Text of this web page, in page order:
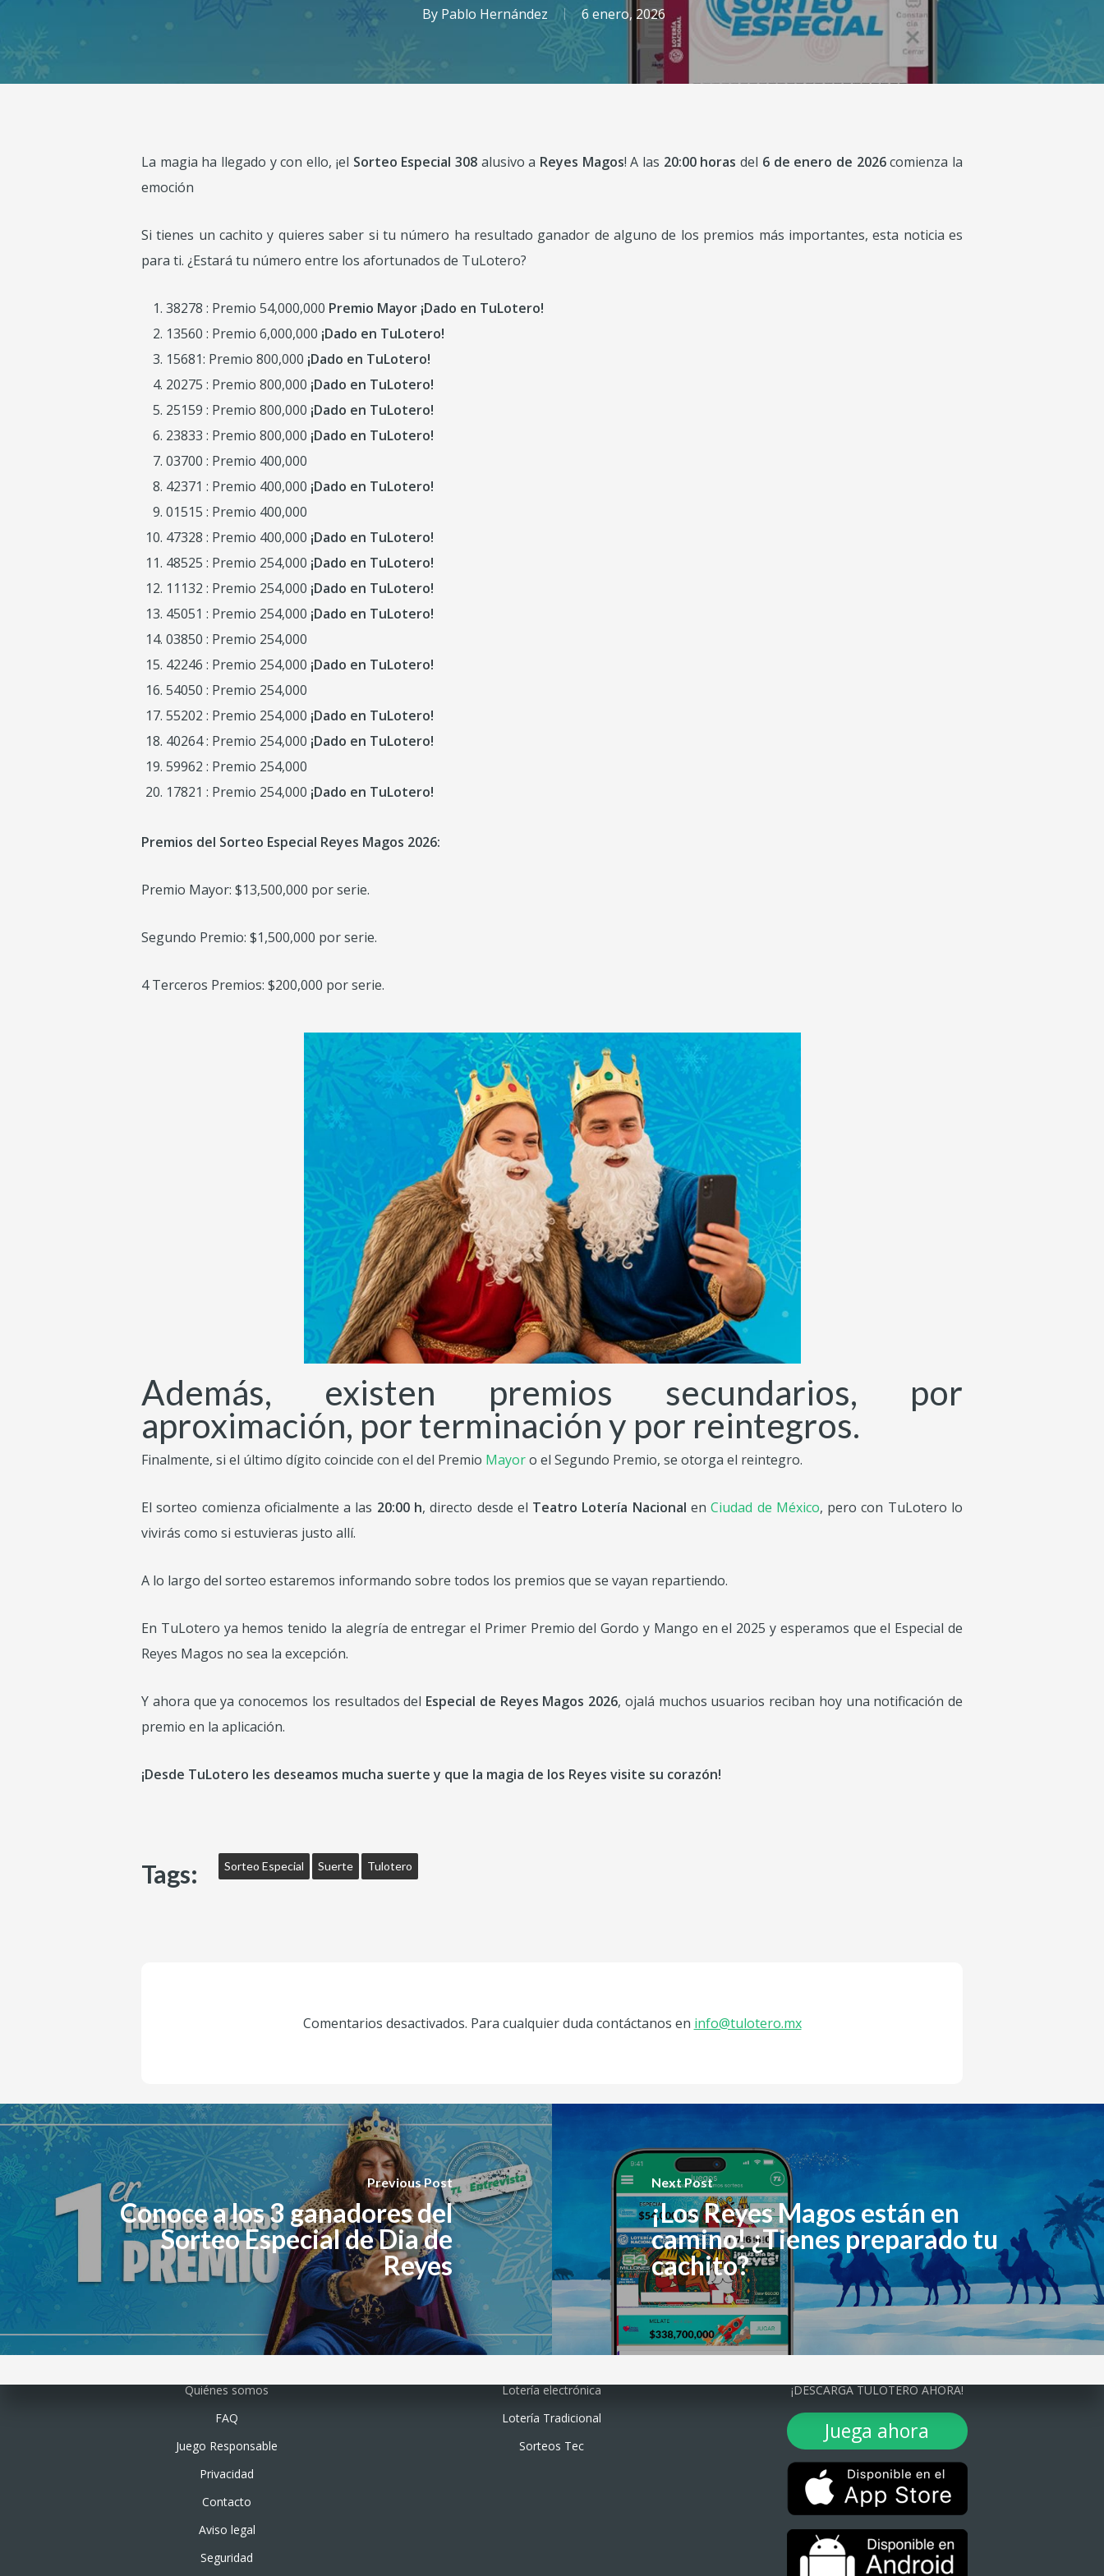
By Pablo Hernández 6 enero, 2026
La magia ha llegado y con ello, ¡el Sorteo Especial 308alusivo a Reyes Magos! A las 20:00 horas del 6 de enero de 2026comienza la
emoción
Si tienes un cachito y quieres saber si tu número ha resultado ganador de alguno de los premios más importantes, esta noticia es
para ti. ¿Estará tu número entre los afortunados de TuLotero?
38278 : Premio 54,000,000 Premio Mayor ¡Dado en TuLotero!
13560 : Premio 6,000,000 ¡Dado en TuLotero!
15681: Premio 800,000 ¡Dado en TuLotero!
20275 : Premio 800,000 ¡Dado en TuLotero!
25159 : Premio 800,000 ¡Dado en TuLotero!
23833 : Premio 800,000 ¡Dado en TuLotero!
03700 : Premio 400,000
42371 : Premio 400,000 ¡Dado en TuLotero!
01515 : Premio 400,000
47328 : Premio 400,000 ¡Dado en TuLotero!
48525 : Premio 254,000 ¡Dado en TuLotero!
11132 : Premio 254,000 ¡Dado en TuLotero!
45051 : Premio 254,000 ¡Dado en TuLotero!
03850 : Premio 254,000
42246 : Premio 254,000 ¡Dado en TuLotero!
54050 : Premio 254,000
55202 : Premio 254,000 ¡Dado en TuLotero!
40264 : Premio 254,000 ¡Dado en TuLotero!
59962 : Premio 254,000
17821 : Premio 254,000 ¡Dado en TuLotero!
Premios del Sorteo Especial Reyes Magos 2026:
Premio Mayor: $13,500,000 por serie.
Segundo Premio: $1,500,000 por serie.
4 Terceros Premios: $200,000 por serie.
Además, existen premios secundarios, por
aproximación, por terminación y por reintegros.
Finalmente, si el último dígito coincide con el del Premio Mayoro el Segundo Premio, se otorga el reintegro.
El sorteo comienza oficialmente a las 20:00 h, directo desde el Teatro Lotería Nacional enCiudad de México, pero con TuLotero lo
vivirás como si estuvieras justo allí.
A lo largo del sorteo estaremos informando sobre todos los premios que se vayan repartiendo.
En TuLotero ya hemos tenido la alegría de entregar el Primer Premio del Gordo y Mango en el 2025 y esperamos que el Especial de
Reyes Magos no sea la excepción.
Y ahora que ya conocemos los resultados del Especial de Reyes Magos 2026, ojalá muchos usuarios reciban hoy una notificación de
premio en la aplicación.
¡Desde TuLotero les deseamos mucha suerte y que la magia de los Reyes visite su corazón!
Tags: Sorteo Especial Suerte Tulotero
Comentarios desactivados. Para cualquier duda contáctanos en info@tulotero.mx
Previous Post
Conoce a los 3 ganadores del
Sorteo Especial de Dia de
Reyes
Next Post
¡Los Reyes Magos están en
camino! ¿Tienes preparado tu
cachito?
Quiénes somos
FAQ
Juego Responsable
Privacidad
Contacto
Aviso legal
Seguridad
Lotería electrónica
Lotería Tradicional
Sorteos Tec
¡DESCARGA TULOTERO AHORA!
Juega ahora